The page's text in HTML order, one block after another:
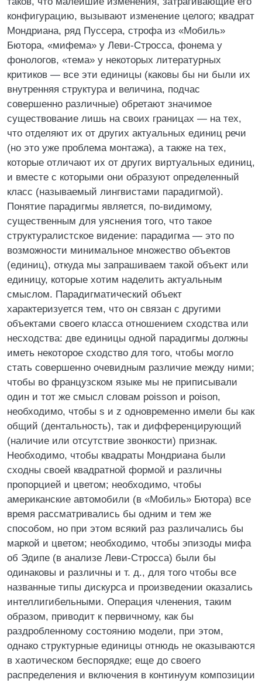
конфигурацию, вызывают изменение целого; квадрат
Мондриана, ряд Пуссера, строфа из «Мобиль»
Бютора, «мифема» у Леви-Стросса, фонема у
фонологов, «тема» у некоторых литературных
критиков — все эти единицы (каковы бы ни были их
внутренняя структура и величина, подчас
совершенно различные) обретают значимое
существование лишь на своих границах — на тех,
что отделяют их от других актуальных единиц речи
(но это уже проблема монтажа), а также на тех,
которые отличают их от других виртуальных единиц,
и вместе с которыми они образуют определенный
класс (называемый лингвистами парадигмой).
Понятие парадигмы является, по-видимому,
существенным для уяснения того, что такое
структуралистское видение: парадигма — это по
возможности минимальное множество объектов
(единиц), откуда мы запрашиваем такой объект или
единицу, которые хотим наделить актуальным
смыслом. Парадигматический объект
характеризуется тем, что он связан с другими
объектами своего класса отношением сходства или
несходства: две единицы одной парадигмы должны
иметь некоторое сходство для того, чтобы могло
стать совершенно очевидным различие между ними;
чтобы во французском языке мы не приписывали
один и тот же смысл словам poisson и poison,
необходимо, чтобы s и z одновременно имели бы как
общий (дентальность), так и дифференцирующий
(наличие или отсутствие звонкости) признак.
Необходимо, чтобы квадраты Мондриана были
сходны своей квадратной формой и различны
пропорцией и цветом; необходимо, чтобы
американские автомобили (в «Мобиль» Бютора) все
время рассматривались бы одним и тем же
способом, но при этом всякий раз различались бы
маркой и цветом; необходимо, чтобы эпизоды мифа
об Эдипе (в анализе Леви-Стросса) были бы
одинаковы и различны и т. д., для того чтобы все
названные типы дискурса и произведении оказались
интеллигибельными. Операция членения, таким
образом, приводит к первичному, как бы
раздробленному состоянию модели, при этом,
однако структурные единицы отнюдь не оказываются
в хаотическом беспорядке; еще до своего
распределения и включения в континуум композиции